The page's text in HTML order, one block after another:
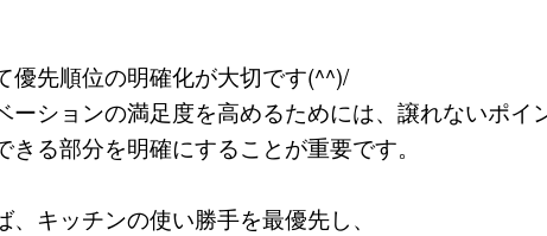
優先順位の明確化が大切です(^^)/
ーションの満足度を高めるためには、譲れないポイ
きる部分を明確にすることが重要です。
、キッチンの使い勝手を最優先し、